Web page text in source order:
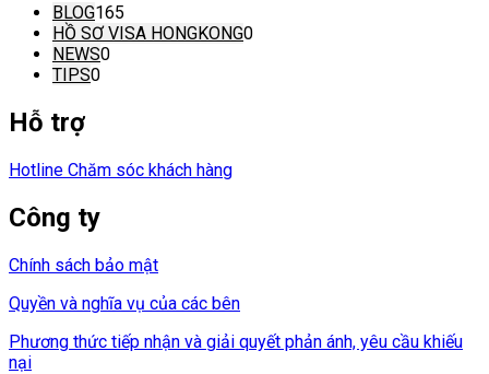
BLOG165
HỒ SƠ VISA HONGKONG0
NEWS0
TIPS0
Hỗ trợ
Hotline Chăm sóc khách hàng
Công ty
Chính sách bảo mật
Quyền và nghĩa vụ của các bên
Phương thức tiếp nhận và giải quyết phản ánh, yêu cầu khiếu
nại